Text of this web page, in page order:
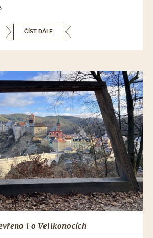
ČÍST DÁLE
i o Velikonocích